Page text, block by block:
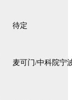
待定
麦可门/中科院宁